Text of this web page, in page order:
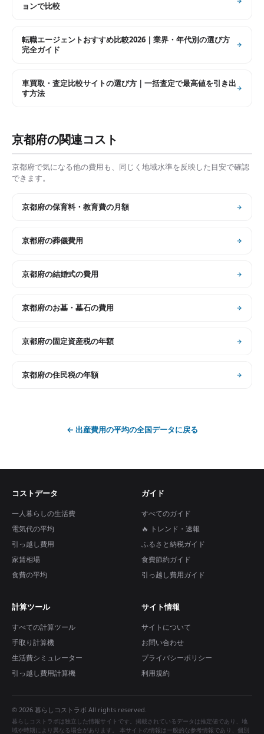
ョンで比較
転職エージェントおすすめ比較2026｜業界・年代別の選び方
完全ガイド
車買取・査定比較サイトの選び方｜一括査定で最高値を引き出
す方法
京都府の関連コスト
京都府で気になる他の費用も、同じく地域水準を反映した目安で確認
できます。
京都府の保育料・教育費の月額
京都府の葬儀費用
京都府の結婚式の費用
京都府のお墓・墓石の費用
京都府の固定資産税の年額
京都府の住民税の年額
← 出産費用の平均の全国データに戻る
コストデータ
一人暮らしの生活費
電気代の平均
引っ越し費用
家賃相場
食費の平均
ガイド
すべてのガイド
🔥 トレンド・速報
ふるさと納税ガイド
食費節約ガイド
引っ越し費用ガイド
計算ツール
すべての計算ツール
手取り計算機
生活費シミュレーター
引っ越し費用計算機
サイト情報
サイトについて
お問い合わせ
プライバシーポリシー
利用規約
© 2026 暮らしコストラボ All rights reserved.
暮らしコストラボは独立した情報サイトです。掲載されているデータは推定値であり、地
域や時期により異なる場合があります。 本サイトの情報は一般的な参考情報であり、個別